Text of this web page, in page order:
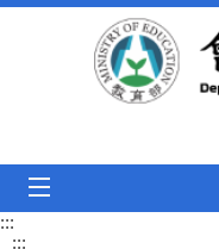
跳到主要內容區塊
:::
:::